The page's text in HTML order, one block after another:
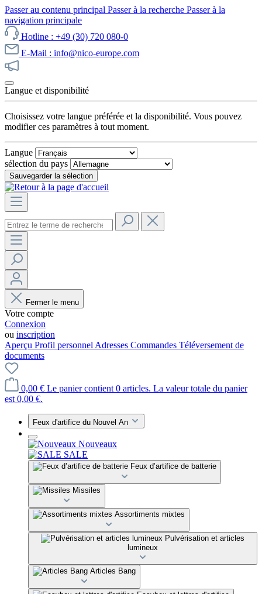
Passer au contenu principal Passer à la recherche Passer à la
navigation principale
Hotline : +49 (30) 720 080-0
E-Mail : info@nico-europe.com
Langue et disponibilité
Choisissez votre langue préférée et la disponibilité. Vous pouvez
modifier ces paramètres à tout moment.
Langue
sélection du pays
Sauvegarder la sélection
Fermer le menu
Votre compte
Connexion
ou inscription
Aperçu Profil personnel Adresses Commandes Téléversement de
documents
0,00 € Le panier contient 0 articles. La valeur totale du panier
est 0,00 €.
Feux d'artifice du Nouvel An
Nouveaux
SALE
Feux d’artifice de batterie
Missiles
Assortiments mixtes
Pulvérisation et articles
lumineux
Articles Bang